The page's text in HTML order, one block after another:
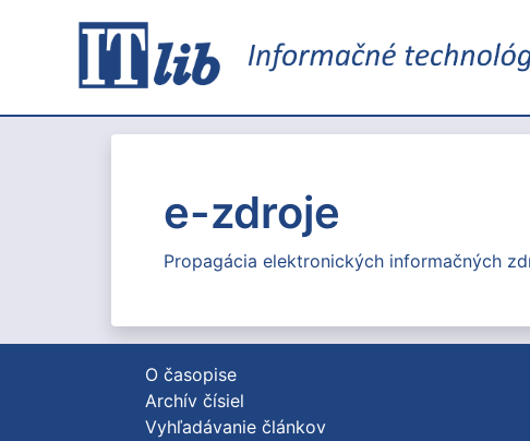
e-zdroje
Propagácia elektronických informačných
O časopise
Archív čísiel
Vyhľadávanie článkov